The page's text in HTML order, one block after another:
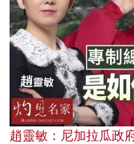
趙靈敏：尼加拉瓜政